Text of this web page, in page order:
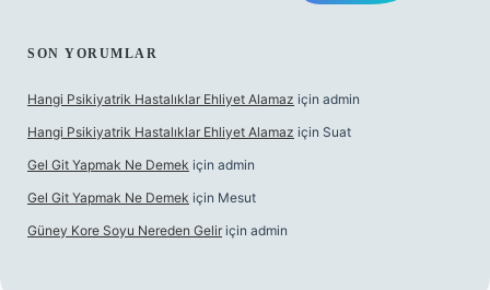
SON YORUMLAR
Hangi Psikiyatrik Hastalıklar Ehliyet Alamaz için admin
Hangi Psikiyatrik Hastalıklar Ehliyet Alamaz için Suat
Gel Git Yapmak Ne Demek için admin
Gel Git Yapmak Ne Demek için Mesut
Güney Kore Soyu Nereden Gelir için admin